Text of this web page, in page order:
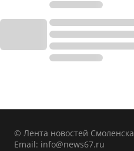
© Лента новостей Смоленска
Email: info@news67.ru